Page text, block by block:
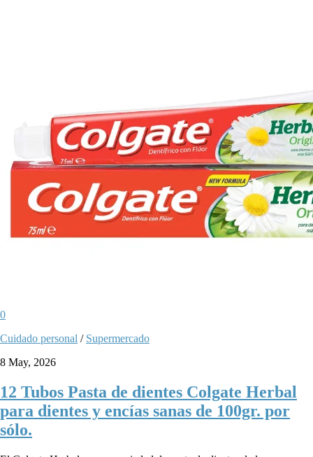
0
Cuidado personal / Supermercado
8 May, 2026
12 Tubos Pasta de dientes Colgate Herbal
para dientes y encías sanas de 100gr. por
sólo.